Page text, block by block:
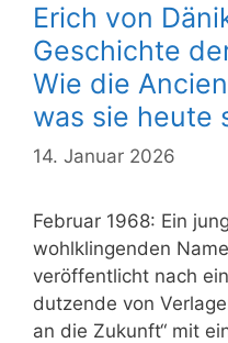
Erich von
Geschichte
Wie die
was sie heute
14. Januar 2026
Februar 1968: Ein
wohlklingenden
veröffentlicht nach
dutzende von
an die Zukunft“ mit